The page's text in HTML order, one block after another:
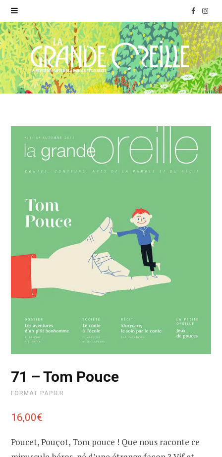
F
a
c
e
o
I
n
s
t
71 – Tom Pouce
FORMAT PAPIER
16,00€
Poucet, Pouçot, Tom pouce ! Que nous raconte ce